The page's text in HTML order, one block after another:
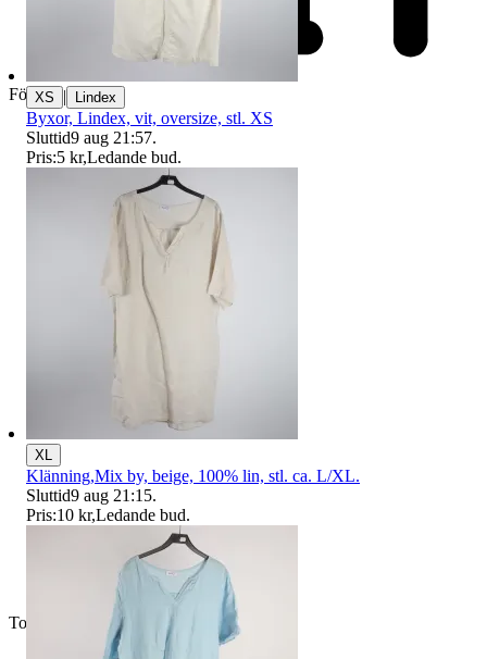
Företag
Toppsäljare
XS | Lindex
Byxor, Lindex, vit, oversize, stl. XS
Sluttid9 aug 21:57.
Pris:5 kr,Ledande bud.
XL
Klänning,Mix by, beige, 100% lin, stl. ca. L/XL.
Sluttid9 aug 21:15.
Pris:10 kr,Ledande bud.